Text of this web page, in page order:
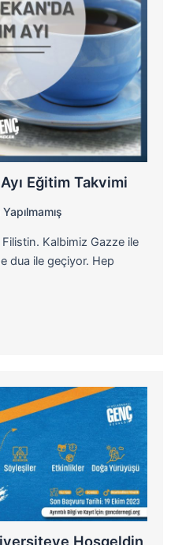
Eğitim Takvimi
Kalbimiz Gazze ile
dua ile geçiyor. Hep
Hoşgeldin